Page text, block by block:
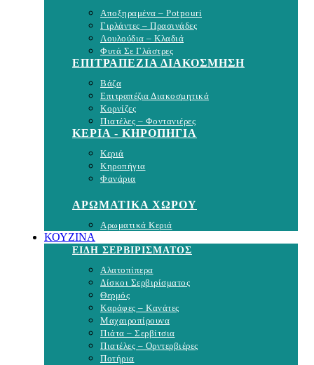
Αποξηραμένα – Potpouri
Γιρλάντες – Πρασινάδες
Λουλούδια – Κλαδιά
Φυτά Σε Γλάστρες
ΕΠΙΤΡΑΠΕΖΙΑ ΔΙΑΚΟΣΜΗΣΗ
Βάζα
Επιτραπέζια Διακοσμητικά
Κορνίζες
Πιατέλες – Φοντανιέρες
ΚΕΡΙΑ - ΚΗΡΟΠΗΓΙΑ
Κεριά
Κηροπήγια
Φανάρια
ΑΡΩΜΑΤΙΚΑ ΧΩΡΟΥ
Αρωματικά Κεριά
ΚΟΥΖΙΝΑ
ΕΙΔΗ ΣΕΡΒΙΡΙΣΜΑΤΟΣ
Αλατοπίπερα
Δίσκοι Σερβιρίσματος
Θερμός
Καράφες – Κανάτες
Μαχαιροπίρουνα
Πιάτα – Σερβίτσια
Πιατέλες – Ορντερβιέρες
Ποτήρια